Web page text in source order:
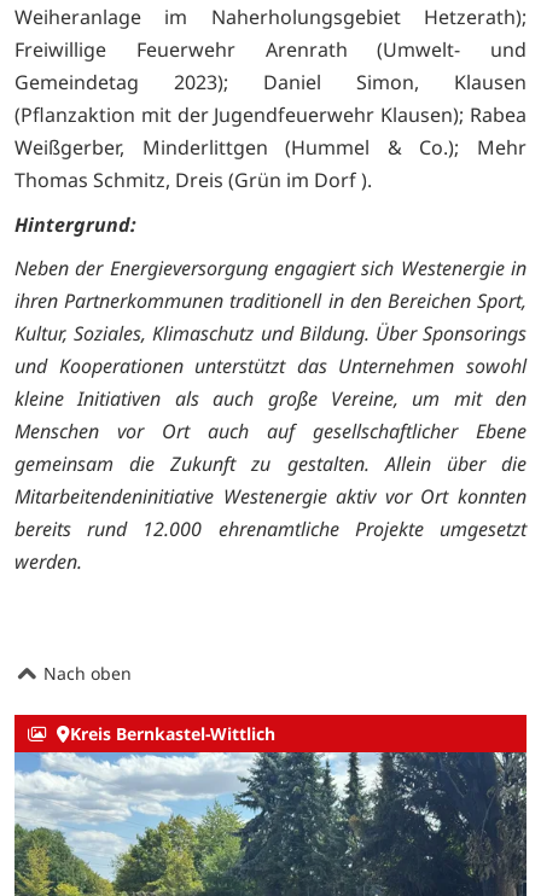
Weiheranlage im Naherholungsgebiet Hetzerath);
Freiwillige Feuerwehr Arenrath (Umwelt- und
Gemeindetag 2023); Daniel Simon, Klausen
(Pflanzaktion mit der Jugendfeuerwehr Klausen); Rabea
Weißgerber, Minderlittgen (Hummel & Co.); Mehr
Thomas Schmitz, Dreis (Grün im Dorf ).
Hintergrund:
Neben der Energieversorgung engagiert sich Westenergie in
ihren Partnerkommunen traditionell in den Bereichen Sport,
Kultur, Soziales, Klimaschutz und Bildung. Über Sponsorings
und Kooperationen unterstützt das Unternehmen sowohl
kleine Initiativen als auch große Vereine, um mit den
Menschen vor Ort auch auf gesellschaftlicher Ebene
gemeinsam die Zukunft zu gestalten. Allein über die
Mitarbeitendeninitiative Westenergie aktiv vor Ort konnten
bereits rund 12.000 ehrenamtliche Projekte umgesetzt
werden.
Nach oben
Kreis Bernkastel-Wittlich